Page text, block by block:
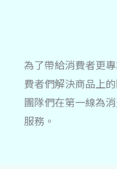
為了帶給消費者更
費者們解決商品上
團隊們在第一線為
服務。